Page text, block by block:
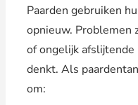
Paarden gebruiken
opnieuw. Problemen
of ongelijk
denkt. Als
om: